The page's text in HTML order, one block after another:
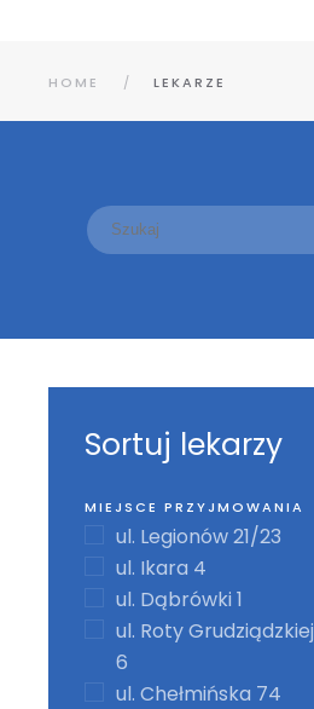
HOME LEKARZE
Sortuj lekarzy
MIEJSCE PRZYJMOWANIA
ul. Legionów 21/23
ul. Ikara 4
ul. Dąbrówki 1
ul. Roty Grudziądzkiej
6
ul. Chełmińska 74